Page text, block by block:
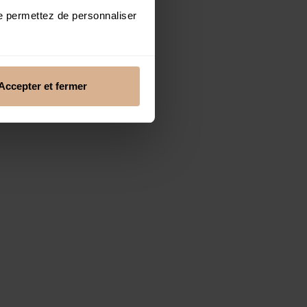
de personnaliser
et fermer